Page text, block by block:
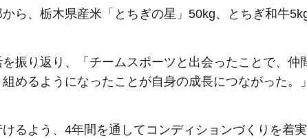
ら、栃木県産米「とちぎの星」50kg、とちぎ和牛
振り返り、「チームスポーツと出会ったことで、仲
めるようになったことが自身の成長につながった。
るよう、4年間を通してコンディションづくりを着実